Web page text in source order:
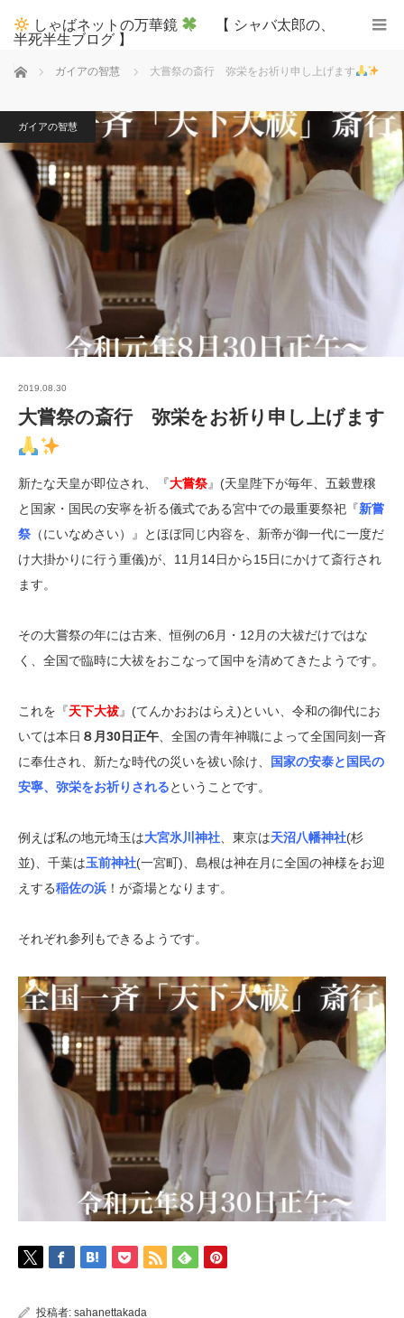
しゃばネットの万華鏡
【 シャバ太郎の、
半死半生ブログ 】
ホーム ガイアの智慧 大嘗祭の斎行 弥栄をお祈り申し上げます
ガイアの智慧
2019.08.30
大嘗祭の斎行 弥栄をお祈り申し上げます
新たな天皇が即位され、『大嘗祭』(天皇陛下が毎年、五穀豊穣
と国家・国民の安寧を祈る儀式である宮中での最重要祭祀『新嘗
祭 （にいなめさい）』とほぼ同じ内容を、新帝が御一代に一度だ
け大掛かりに行う重儀)が、11月14日から15日にかけて斎行され
ます。
その大嘗祭の年には古来、恒例の6月・12月の大祓だけではな
く、全国で臨時に大祓をおこなって国中を清めてきたようです。
これを『天下大祓』(てんかおおはらえ)といい、令和の御代にお
いては本日 ８月30日正午 、全国の青年神職によって全国同刻一斉
に奉仕され、新たな時代の災いを祓い除け、
国家の安泰と国民の
安寧、弥栄をお祈りされるということです。
例えば私の地元埼玉は大宮氷川神社 、東京は天沼八幡神社(杉
並)、千葉は玉前神社(一宮町)、島根は神在月に全国の神様をお迎
えする稲佐の浜 ！が斎場となります。
それぞれ参列もできるようです。
投稿者: sahanettakada